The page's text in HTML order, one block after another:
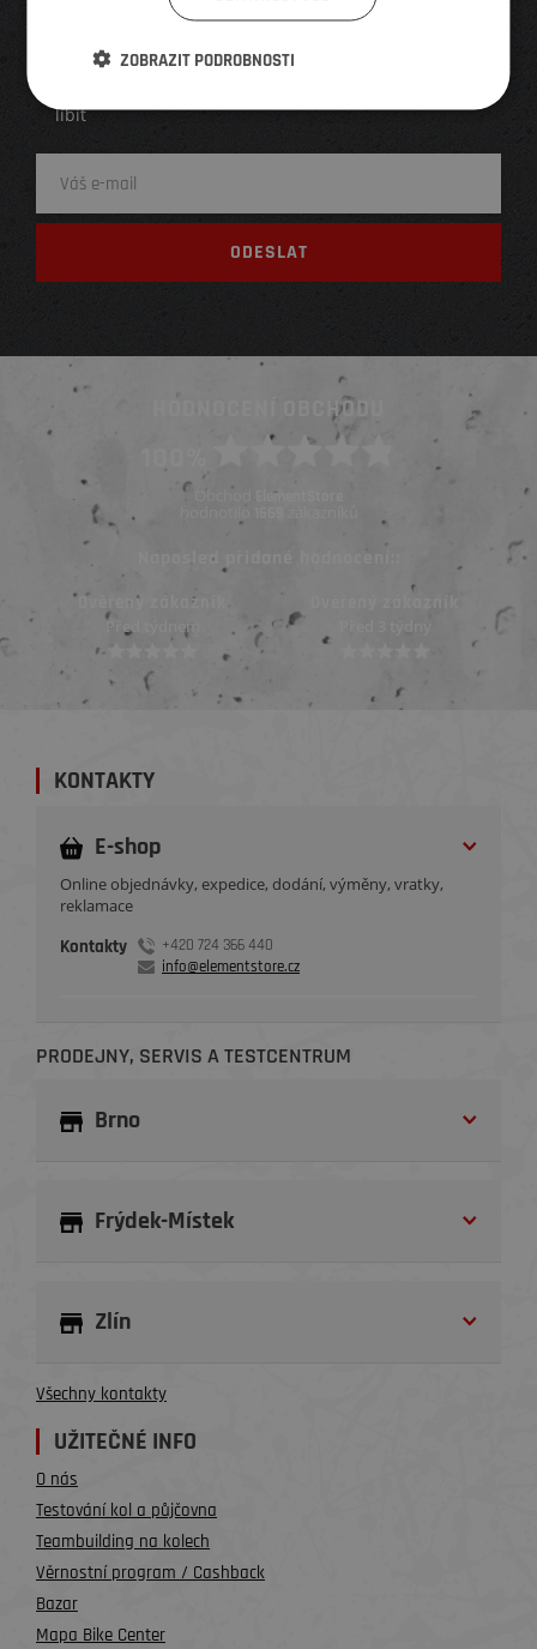
Výprodeje, slevy, nové produkty a služby
Přes 50 000 odběratelů
líbit
HODNOCENÍ OBCHODU
Obchod ElementStore
hodnotilo
Naposled přidané hodnocení::
Ověřený zákazník
Před 3 týdny
KONTAKTY
E-shop
Online objednávky, expedice, dodání, výměny, vratky,
reklamace
Kontakty
+420 724 366 440
info@elementstore.cz
PRODEJNY, SERVIS A TESTCENTRUM
Brno
Frýdek-Místek
Zlín
Všechny kontakty
UŽITEČNÉ INFO
O nás
Testování kol a půjčovna
Teambuilding na kolech
Věrnostní program / Cashback
Bazar
Mapa Bike Center
ZOBRAZIT PODROBNOSTI